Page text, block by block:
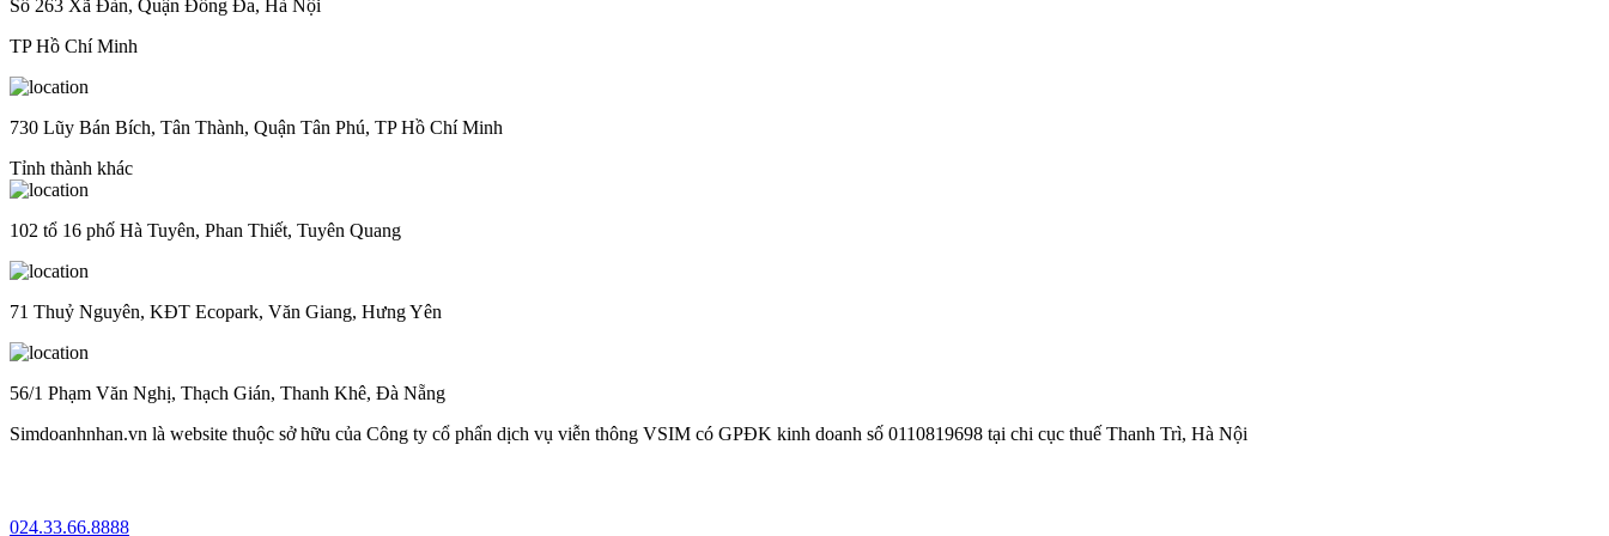
Số 263 Xã Đàn, Quận Đống Đa, Hà Nội
TP Hồ Chí Minh
730 Lũy Bán Bích, Tân Thành, Quận Tân Phú, TP Hồ Chí Minh
Tỉnh thành khác
102 tổ 16 phố Hà Tuyên, Phan Thiết, Tuyên Quang
71 Thuỷ Nguyên, KĐT Ecopark, Văn Giang, Hưng Yên
56/1 Phạm Văn Nghị, Thạch Gián, Thanh Khê, Đà Nẵng
Simdoanhnhan.vn là website thuộc sở hữu của Công ty cổ phẩn dịch vụ viễn thông VSIM có GPĐK kinh doanh số 0110819698 tại chi cục thuế Thanh Trì, Hà Nội
024.33.66.8888